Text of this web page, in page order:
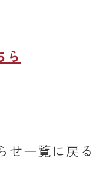
ら
せ一覧に戻る